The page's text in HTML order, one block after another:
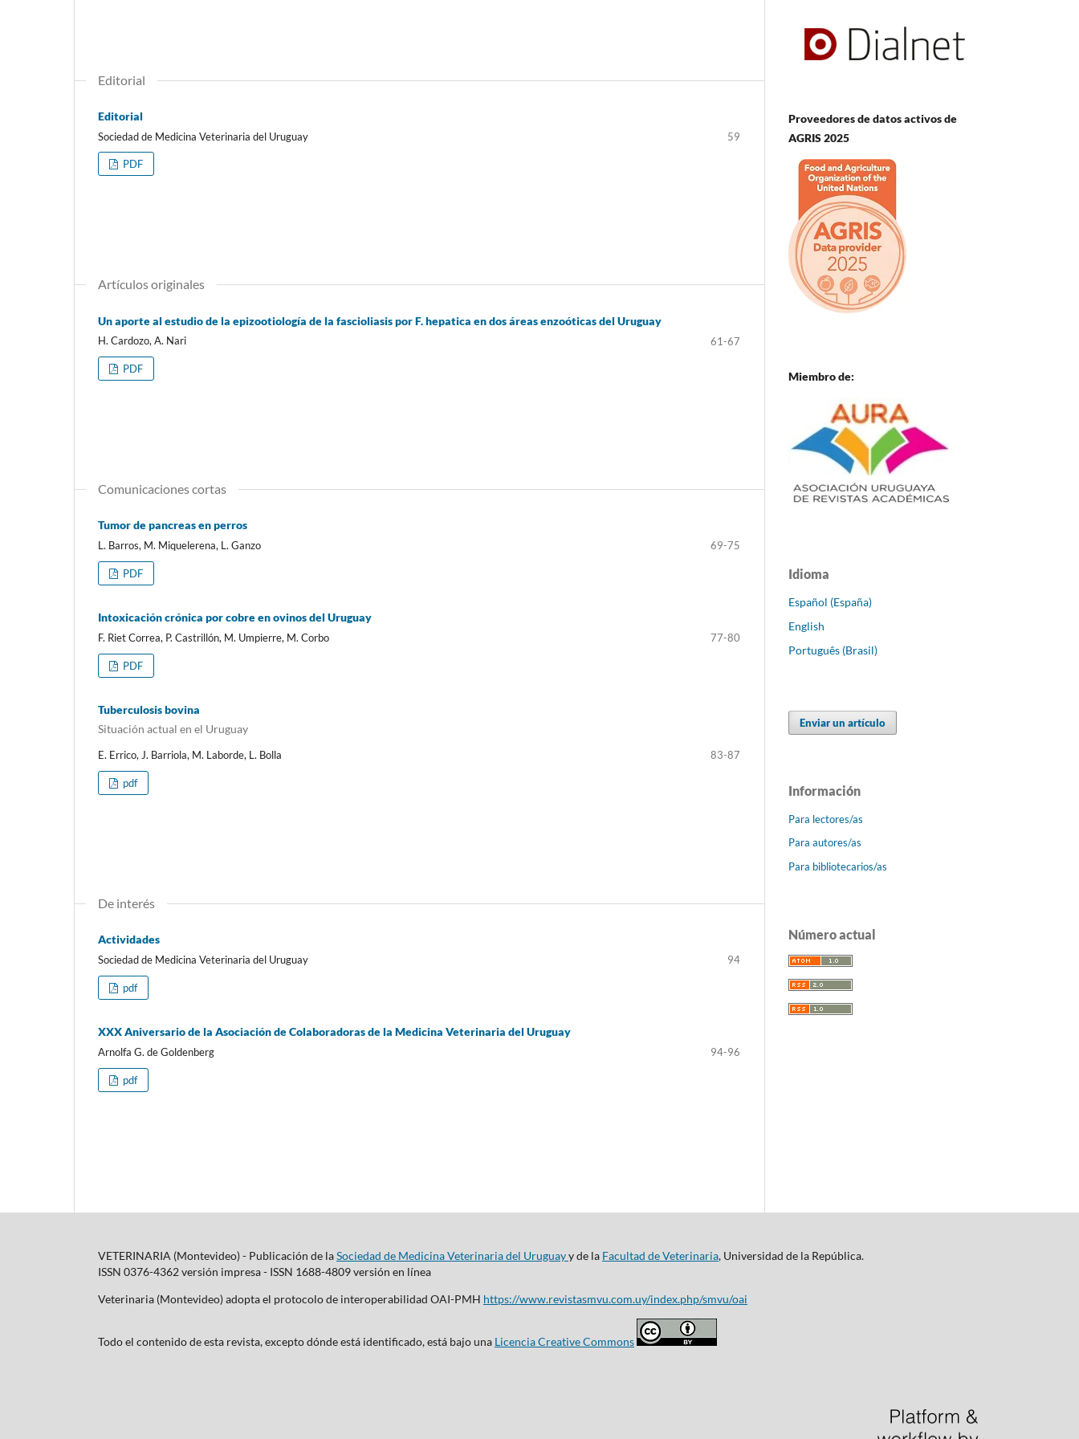
Editorial
Editorial
Sociedad de Medicina Veterinaria del Uruguay 59
PDF
Artículos originales
Un aporte al estudio de la epizootiología de la fascioliasis por F. hepatica en dos áreas enzoóticas del Uruguay
H. Cardozo, A. Nari 61-67
PDF
Comunicaciones cortas
Tumor de pancreas en perros
L. Barros, M. Miquelerena, L. Ganzo 69-75
PDF
Intoxicación crónica por cobre en ovinos del Uruguay
F. Riet Correa, P. Castrillón, M. Umpierre, M. Corbo 77-80
PDF
Tuberculosis bovina
Situación actual en el Uruguay
E. Errico, J. Barriola, M. Laborde, L. Bolla 83-87
pdf
De interés
Actividades
Sociedad de Medicina Veterinaria del Uruguay 94
pdf
XXX Aniversario de la Asociación de Colaboradoras de la Medicina Veterinaria del Uruguay
Arnolfa G. de Goldenberg 94-96
pdf
Proveedores de datos activos de
AGRIS 2025
Miembro de:
Idioma
Español (España)
English
Português (Brasil)
Enviar un artículo
Información
Para lectores/as
Para autores/as
Para bibliotecarios/as
Número actual
VETERINARIA (Montevideo) - Publicación de laSociedad de Medicina Veterinaria del Uruguayy de la Facultad de Veterinaria, Universidad de la República.
ISSN 0376-4362 versión impresa - ISSN 1688-4809 versión en línea
Veterinaria (Montevideo) adopta el protocolo de interoperabilidad OAI-PMH https://www.revistasmvu.com.uy/index.php/smvu/oai
Todo el contenido de esta revista, excepto dónde está identificado, está bajo una Licencia Creative Commons